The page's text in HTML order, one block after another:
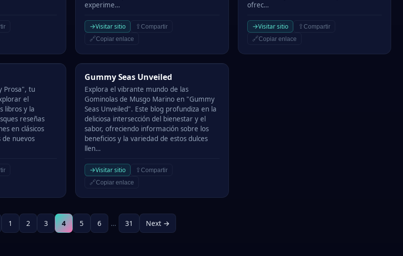
experime…
→Visitar sitio ⇪ Compartir
🔗Copiar enlace
ofrec…
→Visitar sitio ⇪ Compartir
🔗Copiar enlace
Prosa", tu
el
libros y la
reseñas
en clásicos
de nuevos
Gummy Seas Unveiled
Gummy Seas Unveiled
Explora el vibrante mundo de las
Gominolas de Musgo Marino en "Gummy
Seas Unveiled". Este blog profundiza en la
deliciosa intersección del bienestar y el
sabor, ofreciendo información sobre los
beneficios y la variedad de estos dulces
llen…
→Visitar sitio ⇪ Compartir
🔗Copiar enlace
1 2 3 4 5 6 … 31 Next →